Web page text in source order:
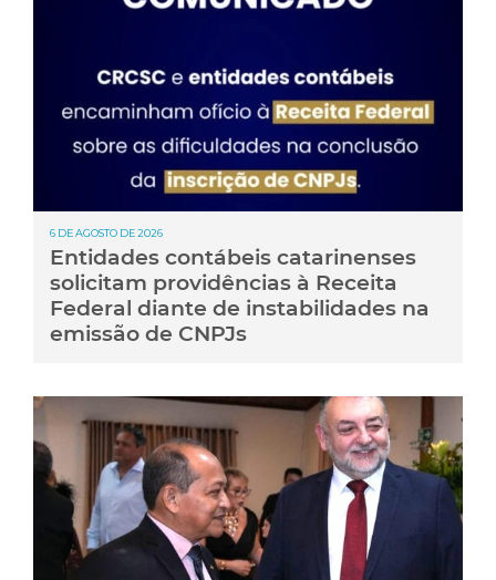
6 DE AGOSTO DE 2026
Entidades contábeis catarinenses
solicitam providências à Receita
Federal diante de instabilidades na
emissão de CNPJs